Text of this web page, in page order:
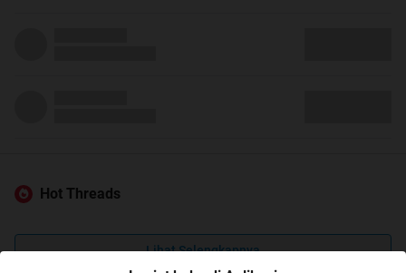
Hot Threads
Lihat Selengkapnya